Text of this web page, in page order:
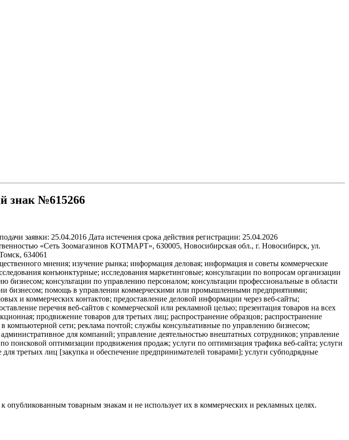
знак №615266
заявки: 25.04.2016 Дата истечения срока действия регистрации: 25.04.2026
«Сеть Зоомагазинов КОТМАРТ», 630005, Новосибирская обл., г. Новосибирск, ул.
634061
мнения; изучение рынка; информация деловая; информация и советы коммерческие
конъюнктурные; исследования маркетинговые; консультации по вопросам организации
бизнесом; консультации по управлению персоналом; консультации профессиональные в области
бизнесом; помощь в управлении коммерческими или промышленными предприятиями;
и коммерческих контактов; предоставление деловой информации через веб-сайты;
перечня веб-сайтов с коммерческой или рекламной целью; презентация товаров на всех
продвижение товаров для третьих лиц; распространение образцов; распространение
компьютерной сети; реклама почтой; службы консультативные по управлению бизнесом;
для компаний; управление деятельностью внештатных сотрудников; управление
поисковой оптимизации продвижения продаж; услуги по оптимизация трафика веб-сайта; услуги
третьих лиц [закупка и обеспечение предпринимателей товарами]; услуги субподрядные
товарным знакам и не использует их в коммерческих и рекламных целях.